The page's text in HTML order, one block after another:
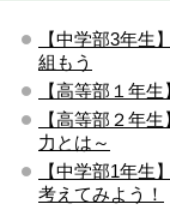
【中学部3年生
組もう
【高等部１年
【高等部２年
力とは～
【中学部1年生
考えてみよう！